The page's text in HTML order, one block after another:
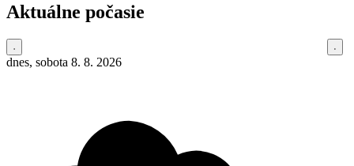
Aktuálne počasie
dnes, sobota 8. 8. 2026